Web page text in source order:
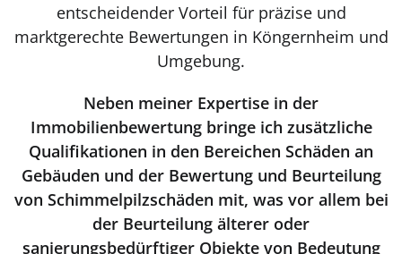
entscheidender Vorteil für präzise und
marktgerechte Bewertungen in Köngernheim und
Umgebung.
Neben meiner Expertise in der
Immobilienbewertung bringe ich zusätzliche
Qualifikationen in den Bereichen Schäden an
Gebäuden und der Bewertung und Beurteilung
von Schimmelpilzschäden mit, was vor allem bei
der Beurteilung älterer oder
sanierungsbedürftiger Objekte von Bedeutung